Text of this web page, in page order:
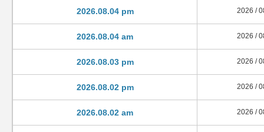
2026.08.04 pm 2026 /
2026.08.04 am 2026 /
2026.08.03 pm 2026 /
2026.08.02 pm 2026 /
2026.08.02 am 2026 /